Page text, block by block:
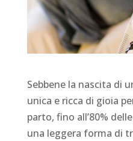
Sebbene la nascita di
unica e ricca di gioia
parto, fino all’80%
una leggera forma di